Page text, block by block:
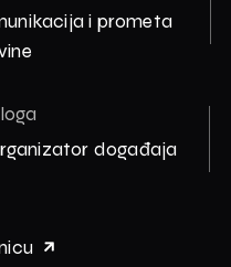
i prometa
događaja